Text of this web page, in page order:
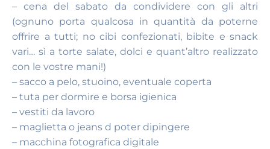
– cena del sabato da condividere con gli altri
(ognuno porta qualcosa in quantità da poterne
offrire a tutti; no cibi confezionati, bibite e snack
vari… sì a torte salate, dolci e quant’altro realizzato
con le vostre mani!)
– sacco a pelo, stuoino, eventuale coperta
– tuta per dormire e borsa igienica
– vestiti da lavoro
– maglietta o jeans d poter dipingere
– macchina fotografica digitale